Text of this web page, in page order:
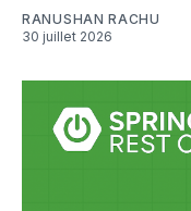
RANUSHAN RACHU
30 juillet 2026